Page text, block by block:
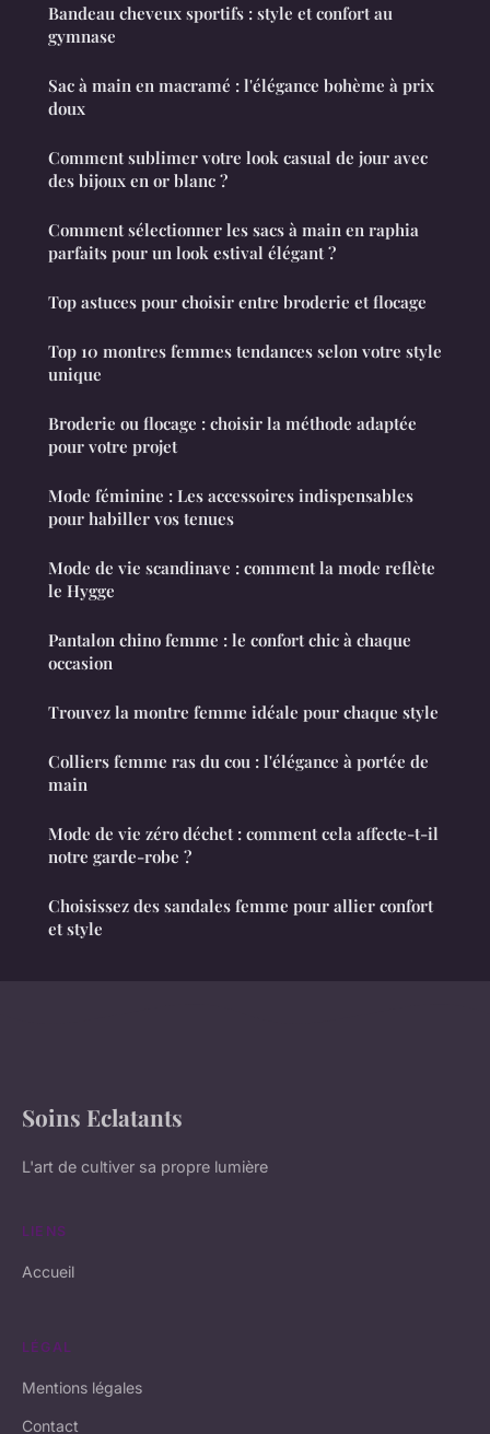
Bandeau cheveux sportifs : style et confort au
gymnase
Sac à main en macramé : l'élégance bohème à prix
doux
Comment sublimer votre look casual de jour avec
des bijoux en or blanc ?
Comment sélectionner les sacs à main en raphia
parfaits pour un look estival élégant ?
Top astuces pour choisir entre broderie et flocage
Top 10 montres femmes tendances selon votre style
unique
Broderie ou flocage : choisir la méthode adaptée
pour votre projet
Mode féminine : Les accessoires indispensables
pour habiller vos tenues
Mode de vie scandinave : comment la mode reflète
le Hygge
Pantalon chino femme : le confort chic à chaque
occasion
Trouvez la montre femme idéale pour chaque style
Colliers femme ras du cou : l'élégance à portée de
main
Mode de vie zéro déchet : comment cela affecte-t-il
notre garde-robe ?
Choisissez des sandales femme pour allier confort
et style
Soins Eclatants
L'art de cultiver sa propre lumière
LIENS
Accueil
LÉGAL
Mentions légales
Contact